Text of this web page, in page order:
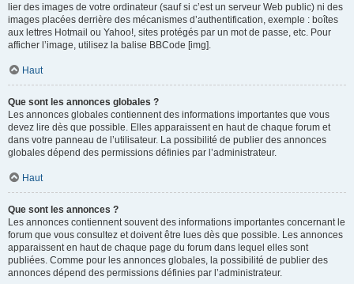
lier des images de votre ordinateur (sauf si c’est un serveur Web public) ni des
images placées derrière des mécanismes d’authentification, exemple : boîtes
aux lettres Hotmail ou Yahoo!, sites protégés par un mot de passe, etc. Pour
afficher l’image, utilisez la balise BBCode [img].
Haut
Que sont les annonces globales ?
Les annonces globales contiennent des informations importantes que vous
devez lire dès que possible. Elles apparaissent en haut de chaque forum et
dans votre panneau de l’utilisateur. La possibilité de publier des annonces
globales dépend des permissions définies par l’administrateur.
Haut
Que sont les annonces ?
Les annonces contiennent souvent des informations importantes concernant le
forum que vous consultez et doivent être lues dès que possible. Les annonces
apparaissent en haut de chaque page du forum dans lequel elles sont
publiées. Comme pour les annonces globales, la possibilité de publier des
annonces dépend des permissions définies par l’administrateur.